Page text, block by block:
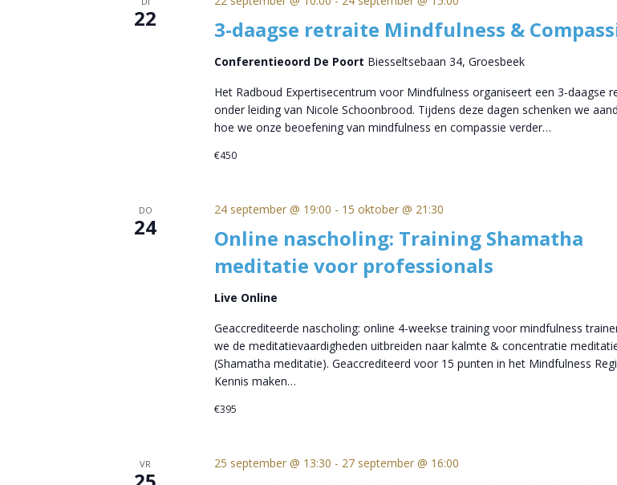
22 3-daagse retraite Mindfulness &
Conferentieoord De Poort Biesseltsebaan 34, Groesbeek
Het Radboud Expertisecentrum voor Mindfulness organiseert een 3-daagse
onder leiding van Nicole Schoonbrood. Tijdens deze dagen schenken we
hoe we onze beoefening van mindfulness en compassie verder…
€450
DO
24
Online nascholing: Training Shamatha
meditatie voor professionals
24 september @ 19:00 - 15 oktober @ 21:30
Live Online
Geaccrediteerde nascholing: online 4-weekse training voor mindfulness
we de meditatievaardigheden uitbreiden naar kalmte & concentratie
(Shamatha meditatie). Geaccrediteerd voor 15 punten in het Mindfulness
Kennis maken…
€395
VR 25 september @ 13:30 - 27 september @ 16:00